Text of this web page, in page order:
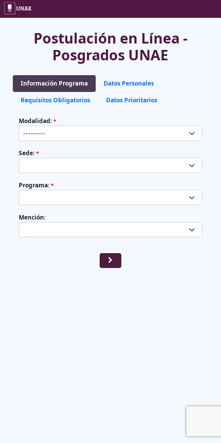
Postulación en Línea -
Posgrados UNAE
Información Programa
Datos Personales
Requisitos Obligatorios
Datos Prioritarios
Modalidad: *
Sede: *
Programa: *
Mención: